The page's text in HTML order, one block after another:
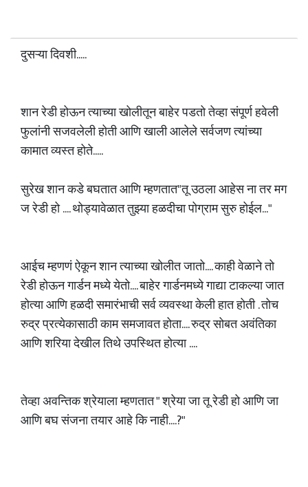
दुसऱ्या दिवशी.....
शान रेडी होऊन त्याच्या खोलीतून बाहेर पडतो तेव्हा संपूर्ण हवेली
फुलांनी सजवलेली होती आणि खाली आलेले सर्वजण त्यांच्या
कामात व्यस्त होते.....
सुरेख शान कडे बघतात आणि म्हणतात"तू उठला आहेस ना तर मग
ज रेडी हो .... थोड्यावेळात तुझ्या हळदीचा पोग्राम सुरु होईल..."
आईच म्हणणं ऐकून शान त्याच्या खोलीत जातो.... काही वेळाने तो
रेडी होऊन गार्डन मध्ये येतो.... बाहेर गार्डनमध्ये गाद्या टाकल्या जात
होत्या आणि हळदी समारंभाची सर्व व्यवस्था केली हात होती . तोच
रुद्र प्रत्येकासाठी काम समजावत होता.... रुद्र सोबत अवंतिका
आणि शरिया देखील तिथे उपस्थित होत्या ....
तेव्हा अवन्तिक श्रेयाला म्हणतात " श्रेया जा तू रेडी हो आणि जा
आणि बघ संजना तयार आहे कि नाही....?"